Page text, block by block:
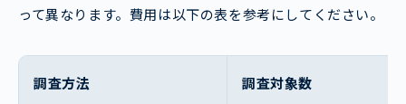
って異なります。費用は以下の表を参考にしてください。
調査方法 調査対象数